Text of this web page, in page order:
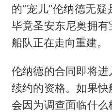
的“宠儿”伦纳德无疑
毕竟圣安东尼奥拥
船队正在走向重建。
伦纳德的合同即将
续约的资格。如果
会因为调查面临什